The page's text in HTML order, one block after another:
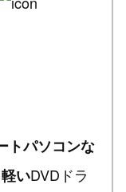
トパソコンな
いDVDドラ